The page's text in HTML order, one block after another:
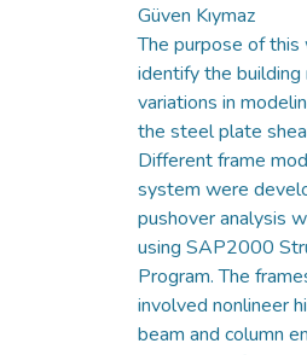
Güven Kıymaz
The purpose of
identify the
variations in
the steel plate
Different frame
system were
pushover analysis
using SAP2000
Program. The
involved nonlineer
beam and column